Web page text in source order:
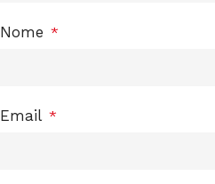
Nome *
Email *